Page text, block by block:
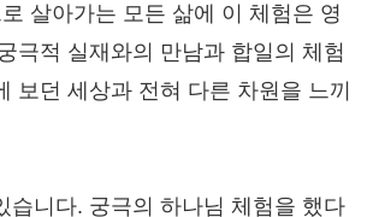
살아가는 모든 삶에 이 체험은 영
극적 실재와의 만남과 합일의 체험
보던 세상과 전혀 다른 차원을 느끼
습니다. 궁극의 하나님 체험을 했다